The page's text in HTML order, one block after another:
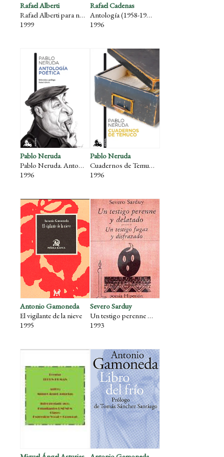
Rafael Alberti
Rafael Alberti para niños
1999
Rafael Cadenas
Antología (1958-1993)
1996
Pablo Neruda
Pablo Neruda. Antología poética.
1996
Pablo Neruda
Cuadernos de Temuco
1996
Antonio Gamoneda
El vigilante de la nieve
1995
Severo Sarduy
Un testigo perenne y delatado, precedido de Un testigo fugaz y disfrazado.
1993